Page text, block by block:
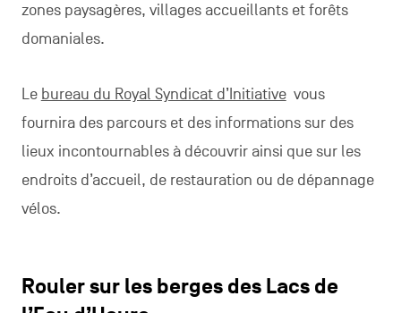
zones paysagères, villages accueillants et forêts
domaniales.
Le bureau du Royal Syndicat d’Initiativevous
fournira des parcours et des informations sur des
lieux incontournables à découvrir ainsi que sur les
endroits d’accueil, de restauration ou de dépannage
vélos.
Rouler sur les berges des Lacs de